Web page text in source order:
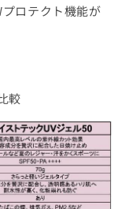
ロテクト機能が
較